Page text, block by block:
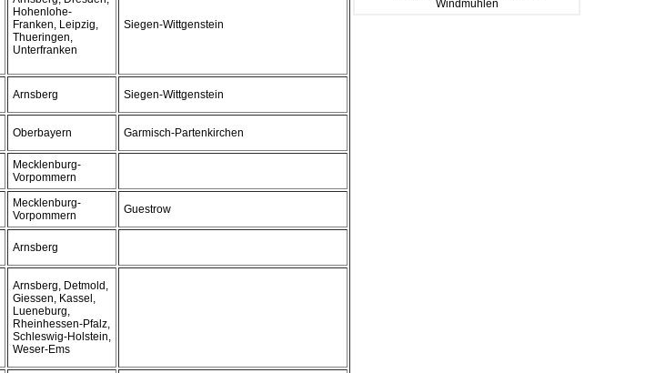
Windmühlen
Hohenlohe-
Franken, Leipzig,
Thueringen,
Unterfranken
Siegen-Wittgenstein
Arnsberg Siegen-Wittgenstein
Oberbayern Garmisch-Partenkirchen
Mecklenburg-
Vorpommern
Mecklenburg-
Vorpommern
Guestrow
Arnsberg
Arnsberg, Detmold,
Giessen, Kassel,
Lueneburg,
Rheinhessen-Pfalz,
Schleswig-Holstein,
Weser-Ems